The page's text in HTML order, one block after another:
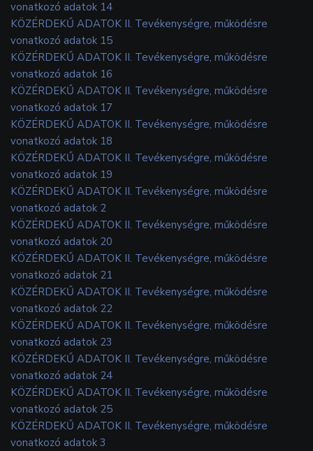
vonatkozó adatok 14
KÖZÉRDEKŰ ADATOK II. Tevékenységre, működésre
vonatkozó adatok 15
KÖZÉRDEKŰ ADATOK II. Tevékenységre, működésre
vonatkozó adatok 16
KÖZÉRDEKŰ ADATOK II. Tevékenységre, működésre
vonatkozó adatok 17
KÖZÉRDEKŰ ADATOK II. Tevékenységre, működésre
vonatkozó adatok 18
KÖZÉRDEKŰ ADATOK II. Tevékenységre, működésre
vonatkozó adatok 19
KÖZÉRDEKŰ ADATOK II. Tevékenységre, működésre
vonatkozó adatok 2
KÖZÉRDEKŰ ADATOK II. Tevékenységre, működésre
vonatkozó adatok 20
KÖZÉRDEKŰ ADATOK II. Tevékenységre, működésre
vonatkozó adatok 21
KÖZÉRDEKŰ ADATOK II. Tevékenységre, működésre
vonatkozó adatok 22
KÖZÉRDEKŰ ADATOK II. Tevékenységre, működésre
vonatkozó adatok 23
KÖZÉRDEKŰ ADATOK II. Tevékenységre, működésre
vonatkozó adatok 24
KÖZÉRDEKŰ ADATOK II. Tevékenységre, működésre
vonatkozó adatok 25
KÖZÉRDEKŰ ADATOK II. Tevékenységre, működésre
vonatkozó adatok 3